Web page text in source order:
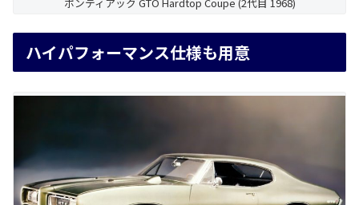
ポンティアック GTO Hardtop Coupe (2代目 1968)
ハイパフォーマンス仕様も用意